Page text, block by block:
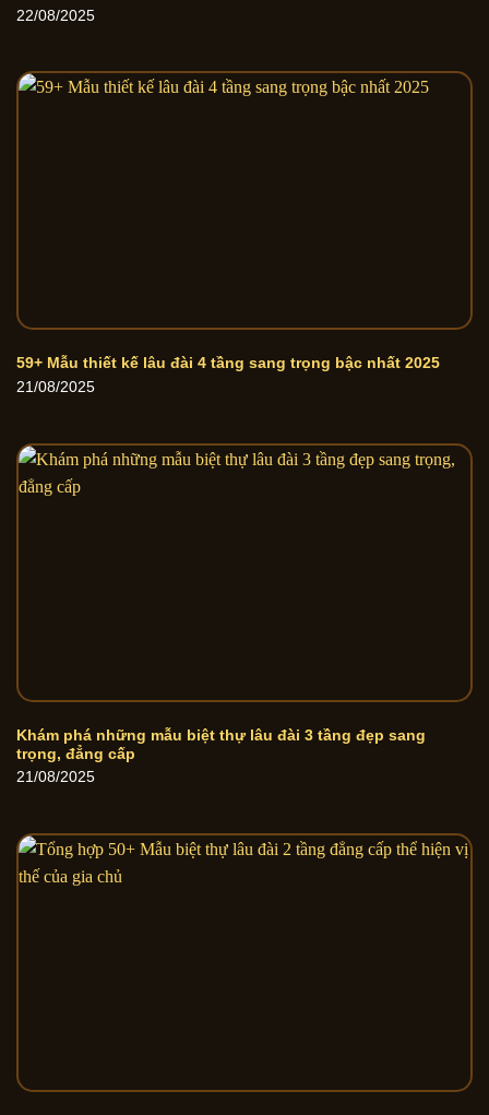
22/08/2025
59+ Mẫu thiết kế lâu đài 4 tầng sang trọng bậc nhất 2025
21/08/2025
Khám phá những mẫu biệt thự lâu đài 3 tầng đẹp sang
trọng, đẳng cấp
21/08/2025